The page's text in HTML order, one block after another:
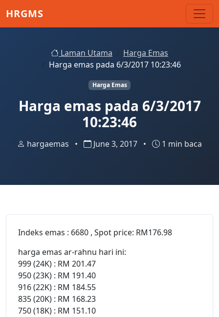
HRGMS
Laman Utama
Harga Emas
Harga emas pada 6/3/2017 10:23:46
Harga Emas
Harga emas pada 6/3/2017
10:23:46
hargaemas • June 3, 2017 • 1 min baca
Indeks emas : 6680 , Spot price: RM176.98
harga emas ar-rahnu hari ini:
999 (24K) : RM 201.47
950 (23K) : RM 191.40
916 (22K) : RM 184.55
835 (20K) : RM 168.23
750 (18K) : RM 151.10